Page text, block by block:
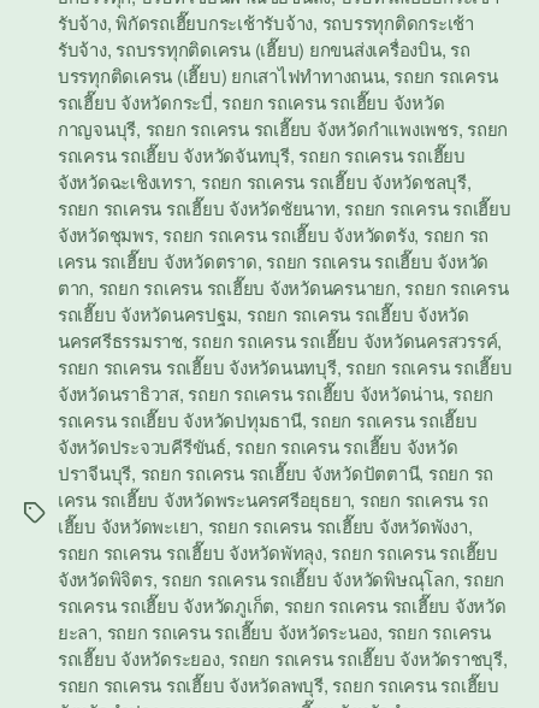
Tags
รับจ้าง,พิกัดรถเฮี๊ยบกระเช้ารับจ้าง, รถบรรทุกติดกระเช้า
รับจ้าง, รถบรรทุกติดเครน (เฮี๊ยบ) ยกขนส่งเครื่องบิน, รถ
บรรทุกติดเครน (เฮี๊ยบ) ยกเสาไฟทำทางถนน, รถยก รถเครน
รถเฮี๊ยบ จังหวัดกระบี่, รถยก รถเครน รถเฮี๊ยบ จังหวัด
กาญจนบุรี, รถยก รถเครน รถเฮี๊ยบ จังหวัดกำแพงเพชร, รถยก
รถเครน รถเฮี๊ยบ จังหวัดจันทบุรี, รถยก รถเครน รถเฮี๊ยบ
จังหวัดฉะเชิงเทรา, รถยก รถเครน รถเฮี๊ยบ จังหวัดชลบุรี,
รถยก รถเครน รถเฮี๊ยบ จังหวัดชัยนาท, รถยก รถเครน รถเฮี๊ยบ
จังหวัดชุมพร, รถยก รถเครน รถเฮี๊ยบ จังหวัดตรัง, รถยก รถ
เครน รถเฮี๊ยบ จังหวัดตราด, รถยก รถเครน รถเฮี๊ยบ จังหวัด
ตาก, รถยก รถเครน รถเฮี๊ยบ จังหวัดนครนายก, รถยก รถเครน
รถเฮี๊ยบ จังหวัดนครปฐม, รถยก รถเครน รถเฮี๊ยบ จังหวัด
นครศรีธรรมราช, รถยก รถเครน รถเฮี๊ยบ จังหวัดนครสวรรค์,
รถยก รถเครน รถเฮี๊ยบ จังหวัดนนทบุรี, รถยก รถเครน รถเฮี๊ยบ
จังหวัดนราธิวาส, รถยก รถเครน รถเฮี๊ยบ จังหวัดน่าน, รถยก
รถเครน รถเฮี๊ยบ จังหวัดปทุมธานี, รถยก รถเครน รถเฮี๊ยบ
จังหวัดประจวบคีรีขันธ์, รถยก รถเครน รถเฮี๊ยบ จังหวัด
ปราจีนบุรี, รถยก รถเครน รถเฮี๊ยบ จังหวัดปัตตานี, รถยก รถ
เครน รถเฮี๊ยบ จังหวัดพระนครศรีอยุธยา, รถยก รถเครน รถ
เฮี๊ยบ จังหวัดพะเยา, รถยก รถเครน รถเฮี๊ยบ จังหวัดพังงา,
รถยก รถเครน รถเฮี๊ยบ จังหวัดพัทลุง, รถยก รถเครน รถเฮี๊ยบ
จังหวัดพิจิตร, รถยก รถเครน รถเฮี๊ยบ จังหวัดพิษณุโลก, รถยก
รถเครน รถเฮี๊ยบ จังหวัดภูเก็ต, รถยก รถเครน รถเฮี๊ยบ จังหวัด
ยะลา, รถยก รถเครน รถเฮี๊ยบ จังหวัดระนอง, รถยก รถเครน
รถเฮี๊ยบ จังหวัดระยอง, รถยก รถเครน รถเฮี๊ยบ จังหวัดราชบุรี,
รถยก รถเครน รถเฮี๊ยบ จังหวัดลพบุรี, รถยก รถเครน รถเฮี๊ยบ